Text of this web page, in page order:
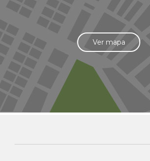
Ver mapa